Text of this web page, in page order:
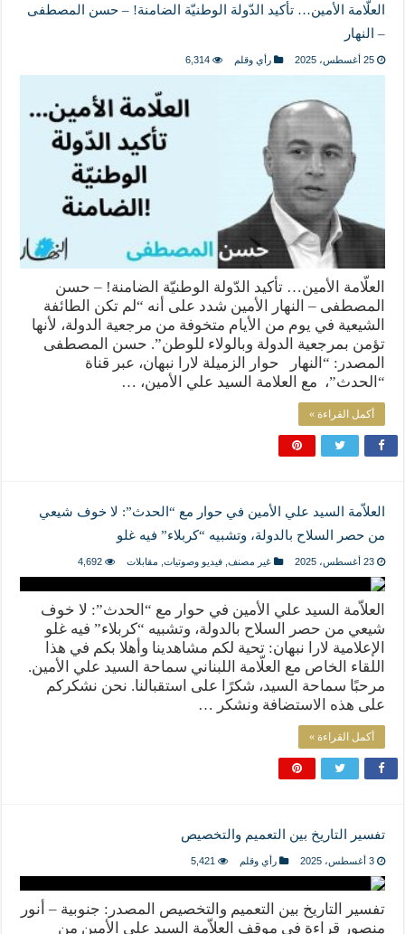
العلّامة الأمين… تأكيد الدّولة الوطنيّة الضامنة! – حسن المصطفى
– النهار
25 أغسطس، 2025 رأي وقلم 6,314
العلّامة الأمين… تأكيد الدّولة الوطنيّة الضامنة! – حسن
المصطفى – النهار الأمين شدد على أنه “لم تكن الطائفة
الشيعية في يوم من الأيام متخوفة من مرجعية الدولة، لأنها
تؤمن بمرجعية الدولة وبالولاء للوطن”. حسن المصطفى
المصدر: “النهار حوار الزميلة لارا نبهان، عبر قناة
“الحدث”، مع العلامة السيد علي الأمين، …
أكمل القراءة »
العلاّمة السيد علي الأمين في حوار مع “الحدث”: لا خوف شيعي
من حصر السلاح بالدولة، وتشبيه “كربلاء” فيه غلو
23 أغسطس، 2025 غير مصنف, فيديو وصوتيات, مقابلات 4,692
العلاّمة السيد علي الأمين في حوار مع “الحدث”: لا خوف
شيعي من حصر السلاح بالدولة، وتشبيه “كربلاء” فيه غلو
الإعلامية لارا نبهان: تحية لكم مشاهدينا وأهلا بكم في هذا
اللقاء الخاص مع العلّامة اللبناني سماحة السيد علي الأمين.
مرحبًا سماحة السيد، شكرًا على استقبالنا. نحن نشكركم
على هذه الاستضافة ونشكر …
أكمل القراءة »
تفسير التاريخ بين التعميم والتخصيص
3 أغسطس، 2025 رأي وقلم 5,421
تفسير التاريخ بين التعميم والتخصيص المصدر: جنوبية – أنور
منصور قراءة في موقف العلاّمة السيد علي الأمين من